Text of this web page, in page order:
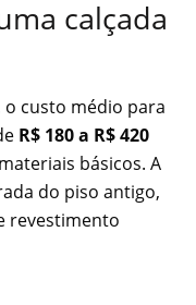
calçada
custo médio para
R$ 180 a R$ 420
básicos. A
do piso antigo,
revestimento